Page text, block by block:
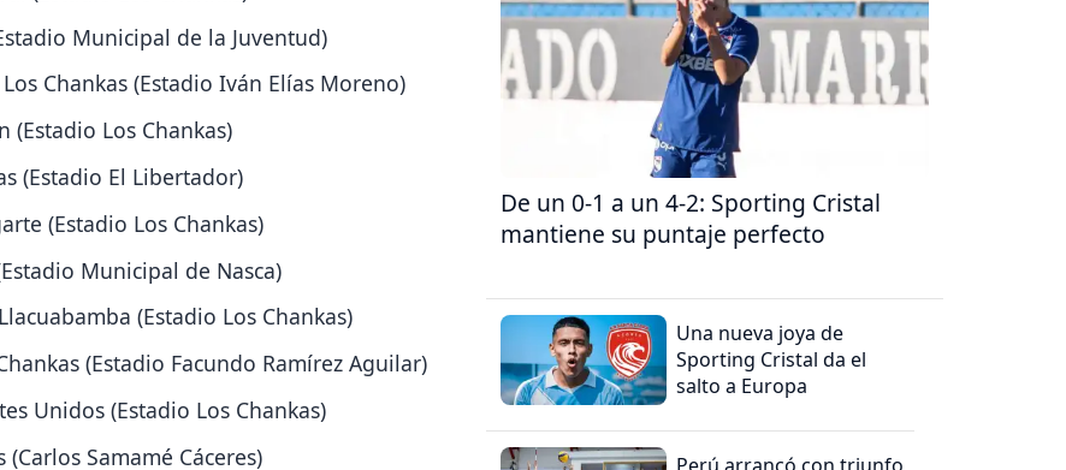
Municipal de la Juventud)
Chankas (Estadio Iván Elías Moreno)
(Estadio Los Chankas)
(Estadio El Libertador)
(Estadio Los Chankas)
Municipal de Nasca)
(Estadio Los Chankas)
(Estadio Facundo Ramírez Aguilar)
Unidos (Estadio Los Chankas)
Samamé Cáceres)
De un 0-1 a un 4-2: Sporting Cristal
mantiene su puntaje perfecto
Una nueva joya de
Sporting Cristal da el
salto a Europa